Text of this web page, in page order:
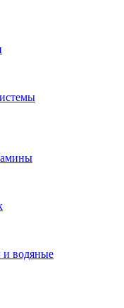
и водяные